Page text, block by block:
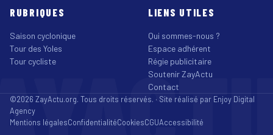
RUBRIQUES
Saison cyclonique
Tour des Yoles
Tour cycliste
LIENS UTILES
Qui sommes-nous ?
Espace adhérent
Régie publicitaire
Soutenir ZayActu
Contact
©2026 ZayActu.org. Tous droits réservés. · Site réalisé par Enjoy Digital
Agency
Mentions légalesConfidentialitéCookiesCGUAccessibilité